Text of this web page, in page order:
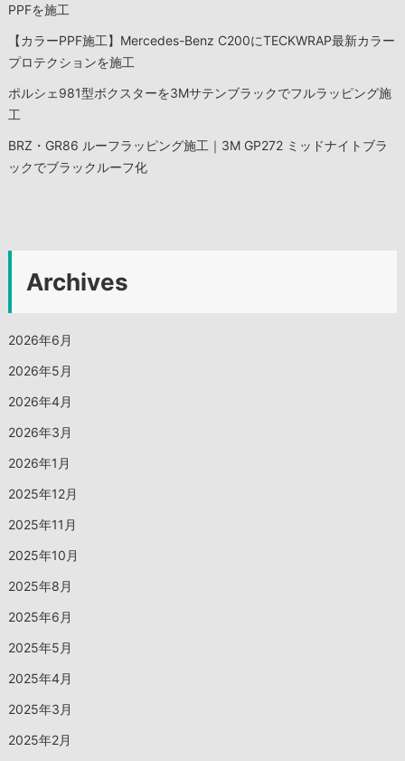
PPFを施工
【カラーPPF施工】Mercedes-Benz C200にTECKWRAP最新カラー
プロテクションを施工
ポルシェ981型ボクスターを3Mサテンブラックでフルラッピング施
工
BRZ・GR86 ルーフラッピング施工｜3M GP272 ミッドナイトブラ
ックでブラックルーフ化
Archives
2026年6月
2026年5月
2026年4月
2026年3月
2026年1月
2025年12月
2025年11月
2025年10月
2025年8月
2025年6月
2025年5月
2025年4月
2025年3月
2025年2月